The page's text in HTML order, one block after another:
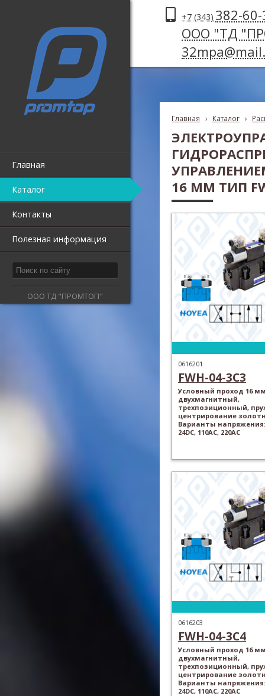
Главная
Каталог
Контакты
Полезная информация
ООО ТД "ПРОМТОП"
+7 (343) 382-
ООО "ТД
Главная › Каталог ›
16 ММ ТИП
0616201
FWH-04-3C3
Условный проход 16
двухмагнитный,
трехпозиционный,
центрирование
Варианты напряжения:
24DC, 110AC, 220AC
0616203
FWH-04-3C4
Условный проход 16
двухмагнитный,
трехпозиционный,
центрирование
Варианты напряжения:
24DC, 110AC, 220AC